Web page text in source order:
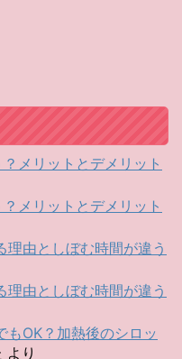
メリットとデメリット
メリットとデメリット
由としぼむ時間が違う
由としぼむ時間が違う
OK？加熱後のシロッ
より